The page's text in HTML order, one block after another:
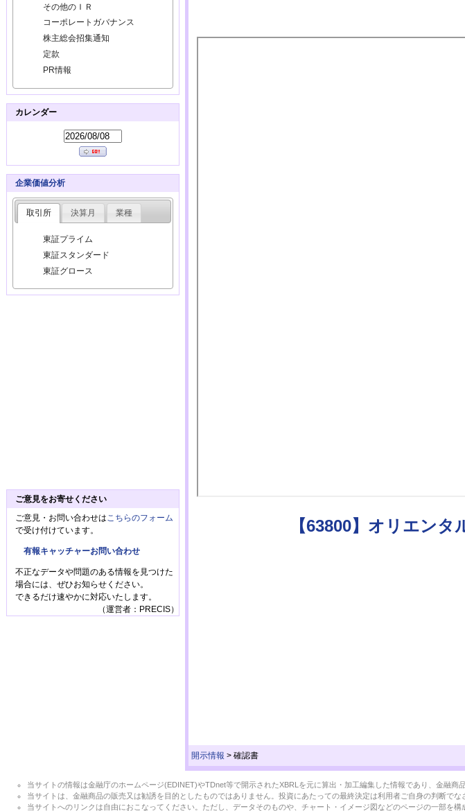
【63800】オリエン
開示情報 > 確認書
その他のＩＲ
コーポレートガバナンス
株主総会招集通知
定款
PR情報
カレンダー
企業価値分析
取引所 決算月 業種
東証プライム
東証スタンダード
東証グロース
ご意見をお寄せください
ご意見・お問い合わせは こちらのフォーム
で受け付けています。
有報キャッチャーお問い合わせ
不正なデータや問題のある情報を見つけた
場合には、ぜひお知らせください。
できるだけ速やかに対応いたします。
（運営者：PRECIS）
当サイトの情報は金融庁のホームページ(EDINET)やTDnet等で開示されたXBRLを元に算出・加工編集した情報であり、金融商
当サイトは、金融商品の販売又は勧誘を目的としたものではありません。投資にあたっての最終決定は利用者ご自身の判断で
当サイトへのリンクは自由におこなってください。ただし、データそのものや、チャート・イメージ図などのページの一部を構